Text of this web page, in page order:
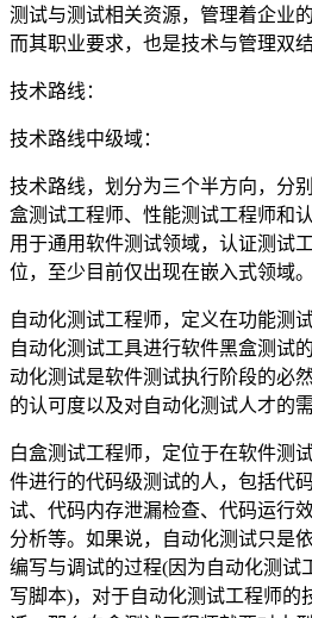
测试与测试相关资源，管理着企业
而其职业要求，也是技术与管理双结
技术路线：
技术路线中级域：
技术路线，划分为三个半方向，分
盒测试工程师、性能测试工程师和
用于通用软件测试领域，认证测试
位，至少目前仅出现在嵌入式领域。
自动化测试工程师，定义在功能测
自动化测试工具进行软件黑盒测试
动化测试是软件测试执行阶段的必
的认可度以及对自动化测试人才的
白盒测试工程师，定位于在软件测
件进行的代码级测试的人，包括代
试、代码内存泄漏检查、代码运行
分析等。如果说，自动化测试只是
编写与调试的过程(因为自动化测试
写脚本)，对于自动化测试工程师的